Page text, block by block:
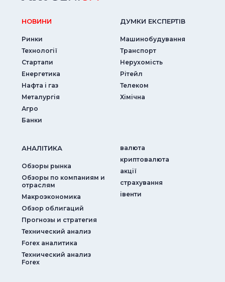
НОВИНИ
Ринки
Технології
Стартапи
Енергетика
Нафта і газ
Металургія
Агро
Банки
ДУМКИ ЕКСПЕРТIВ
Машинобудування
Транспорт
Нерухомість
Рітейл
Телеком
Хімічна
АНАЛIТИКА
Обзоры рынка
Обзоры по компаниям и
отраслям
Макроэкономика
Обзор облигаций
Прогнозы и стратегия
Технический анализ
Forex аналитика
Технический анализ
Forex
валюта
криптовалюта
акції
страхування
iвенти